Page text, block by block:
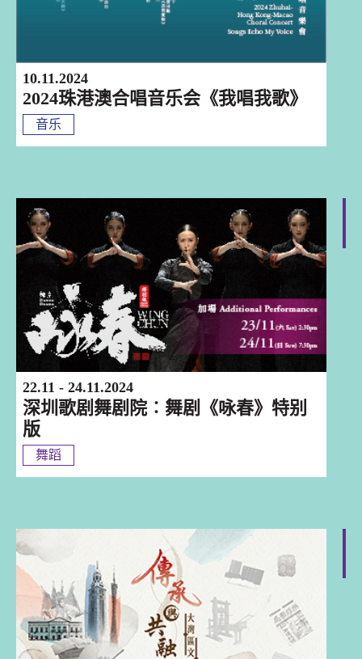
10.11.2024
2024珠港澳合唱音乐会《我唱我歌》
音乐
22.11 - 24.11.2024
深圳歌剧舞剧院︰舞剧《咏春》特别
版
舞蹈